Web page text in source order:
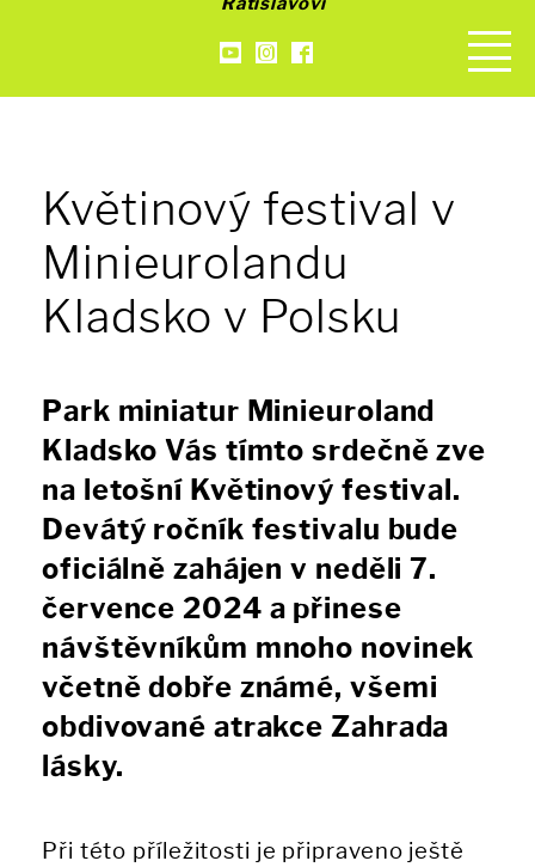
Květinový festival v
Minieurolandu
Kladsko v Polsku
Park miniatur Minieuroland
Kladsko Vás tímto srdečně zve
na letošní Květinový festival.
Devátý ročník festivalu bude
oficiálně zahájen v neděli 7.
července 2024 a přinese
návštěvníkům mnoho novinek
včetně dobře známé, všemi
obdivované atrakce Zahrada
lásky.
Při této příležitosti je připraveno ještě